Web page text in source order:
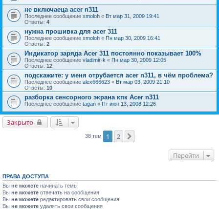
не включаеца acer n311
Последнее сообщение xmoloh « Вт мар 31, 2009 19:41
Ответы: 4
нужна прошивка для acer 311
Последнее сообщение xmoloh « Пн мар 30, 2009 16:41
Ответы: 2
Индикатор заряда Acer 311 постоянно показывает 100%
Последнее сообщение vladimir-k « Пн мар 30, 2009 12:05
Ответы: 12
подскажите: у меня отрубается acer n311, в чём проблема?
Последнее сообщение alex666623 « Вт мар 03, 2009 21:10
Ответы: 10
разборка сенсорного экрана кпк Acer n311
Последнее сообщение tagan « Пт июн 13, 2008 12:26
Закрыто
38 тем 1 2
Перейти
ПРАВА ДОСТУПА
Вы не можете начинать темы
Вы не можете отвечать на сообщения
Вы не можете редактировать свои сообщения
Вы не можете удалять свои сообщения